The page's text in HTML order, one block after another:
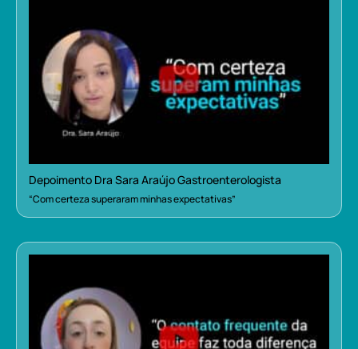
Depoimento Dra Sara Araújo Gastroenterologista
“Com certeza superaram minhas expectativas”